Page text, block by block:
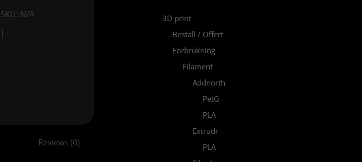
SKU: N/A
Reviews (0)
3D print
Beställ / Offert
Förbrukning
Filament
Addnorth
PetG
PLA
Extrudr
PLA